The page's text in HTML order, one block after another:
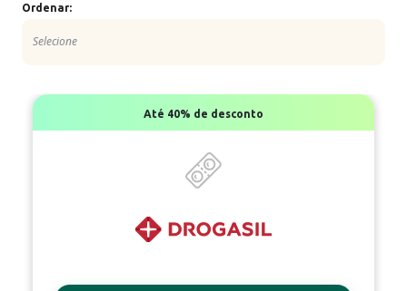
Ordenar:
Até 40% de desconto